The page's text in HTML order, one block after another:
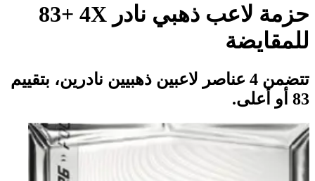
حزمة لاعب ذهبي نادر X‏4 +83
للمقايضة
تتضمن 4 عناصر لاعبين ذهبيين نادرين، بتقييم
83 أو أعلى.